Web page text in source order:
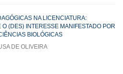
NA LICENCIATURA:
(DES) INTERESSE MANIFESTADO POR
BIOLÓGICAS
DE OLIVEIRA